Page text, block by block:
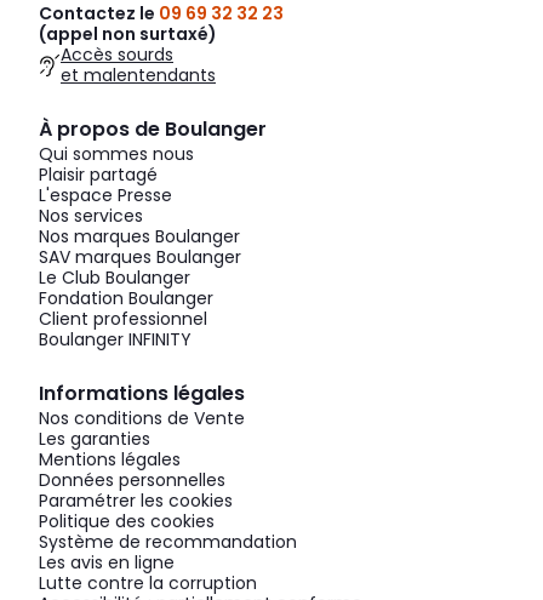
Contactez le 09 69 32 32 23
(appel non surtaxé)
Accès sourds
et malentendants
À propos de Boulanger
Qui sommes nous
Plaisir partagé
L'espace Presse
Nos services
Nos marques Boulanger
SAV marques Boulanger
Le Club Boulanger
Fondation Boulanger
Client professionnel
Boulanger INFINITY
Informations légales
Nos conditions de Vente
Les garanties
Mentions légales
Données personnelles
Paramétrer les cookies
Politique des cookies
Système de recommandation
Les avis en ligne
Lutte contre la corruption